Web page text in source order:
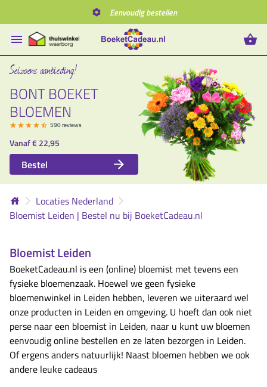
Eenvoudig bestellen
Seizoens aanbieding!
BONT BOEKET
BLOEMEN
590 reviews
Vanaf€ 22,95
Bestel
Locaties Nederland
Bloemist Leiden | Bestel nu bij BoeketCadeau.nl
Bloemist Leiden
BoeketCadeau.nl is een (online) bloemist met tevens een
fysieke bloemenzaak. Hoewel we geen fysieke
bloemenwinkel in Leiden hebben, leveren we uiteraard wel
onze producten in Leiden en omgeving. U hoeft dan ook niet
perse naar een bloemist in Leiden, naar u kunt uw bloemen
eenvoudig online bestellen en ze laten bezorgen in Leiden.
Of ergens anders natuurlijk! Naast bloemen hebben we ook
andere leuke cadeaus